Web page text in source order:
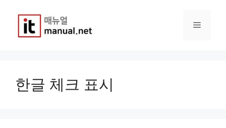
메
한글 체크 표시